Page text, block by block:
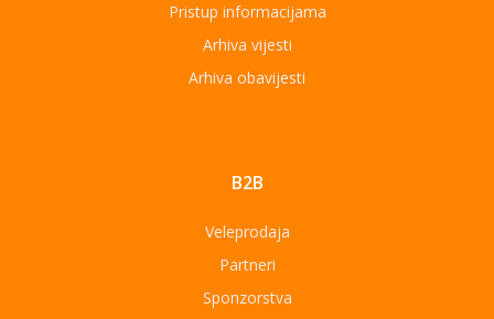
Pristup informacijama
Arhiva vijesti
Arhiva obavijesti
B2B
Veleprodaja
Partneri
Sponzorstva